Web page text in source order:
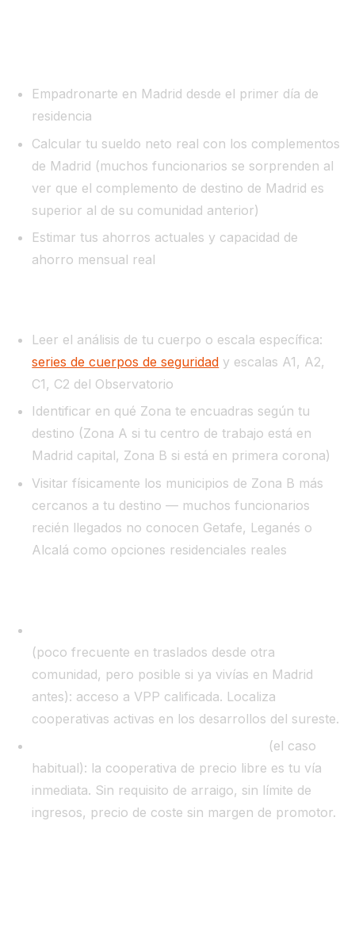
Empadronarte en Madrid desde el primer día de
residencia
Calcular tu sueldo neto real con los complementos
de Madrid (muchos funcionarios se sorprenden al
ver que el complemento de destino de Madrid es
superior al de su comunidad anterior)
Estimar tus ahorros actuales y capacidad de
ahorro mensual real
Leer el análisis de tu cuerpo o escala específica:
series de cuerpos de seguridad y escalas A1, A2,
C1, C2 del Observatorio
Identificar en qué Zona te encuadras según tu
destino (Zona A si tu centro de trabajo está en
Madrid capital, Zona B si está en primera corona)
Visitar físicamente los municipios de Zona B más
cercanos a tu destino — muchos funcionarios
recién llegados no conocen Getafe, Leganés o
Alcalá como opciones residenciales reales
(poco frecuente en traslados desde otra
comunidad, pero posible si ya vivías en Madrid
antes): acceso a VPP calificada. Localiza
cooperativas activas en los desarrollos del sureste.
(el caso
habitual): la cooperativa de precio libre es tu vía
inmediata. Sin requisito de arraigo, sin límite de
ingresos, precio de coste sin margen de promotor.